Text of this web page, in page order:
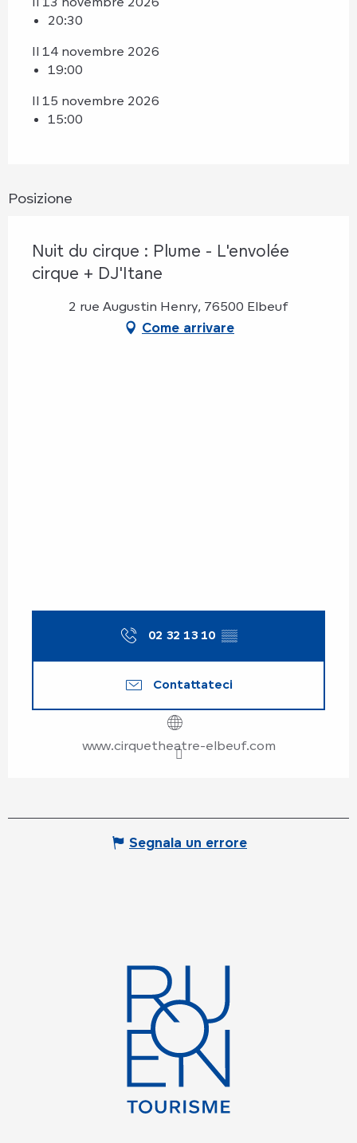
20:30
Il 14 novembre 2026
19:00
Il 15 novembre 2026
15:00
Posizione
Nuit du cirque : Plume - L'envolée
cirque + DJ'Itane
2 rue Augustin Henry, 76500 Elbeuf
Come arrivare
02 32 13 10 ▒▒
Contattateci
www.cirquetheatre-elbeuf.com
Segnala un errore